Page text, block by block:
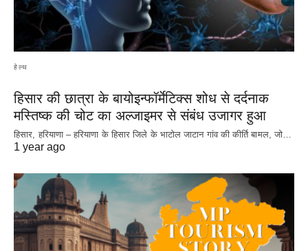
हेल्थ
हिसार की छात्रा के बायोइन्फॉर्मेटिक्स शोध से दर्दनाक
मस्तिष्क की चोट का अल्जाइमर से संबंध उजागर हुआ
हिसार, हरियाणा – हरियाणा के हिसार जिले के भाटोल जाटान गांव की कीर्ति बामल, जो…
1 year ago